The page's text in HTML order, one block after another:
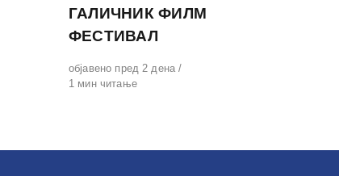
ГАЛИЧНИК ФИЛМ
ФЕСТИВАЛ
Објавено
на
објавено пред 2 дена
1 мин читање